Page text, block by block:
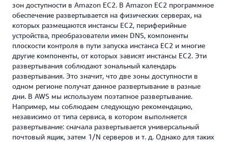
зон доступности в Amazon EC2. В Amazon EC2 программное
обеспечение развертывается на физических серверах, на
которых размещаются инстансы EC2, периферийные
устройства, преобразователи имен DNS, компоненты
плоскости контроля в пути запуска инстанса EC2 и многие
другие компоненты, от которых зависят инстансы EC2. Эти
развертывания соблюдают зональный календарь
развертывания. Это значит, что две зоны доступности в
одном регионе получат данное развертывание в разные
дни. В AWS мы используем поэтапное развертывание.
Например, мы соблюдаем следующую рекомендацию,
независимо от типа сервиса, в котором выполняется
развертывание: сначала развертывается универсальный
почтовый ящик, затем 1/N серверов и т. д. Однако для таких